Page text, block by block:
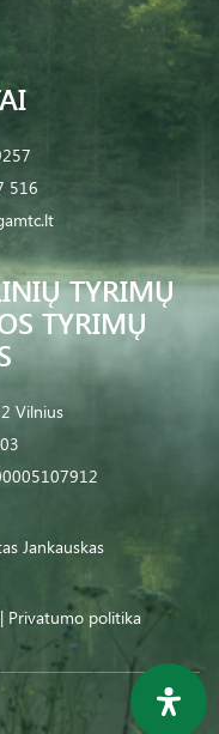
TYRIMŲ
TYRIMŲ
Vilnius
516
Privatumo politika
Jankauskas